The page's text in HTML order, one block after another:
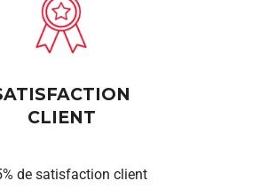
CLIENT
de satisfaction client